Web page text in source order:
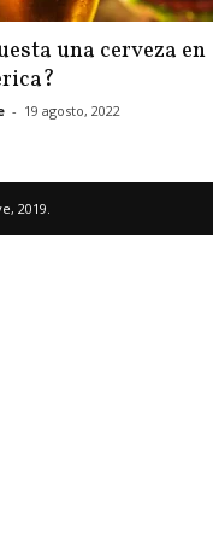
una cerveza en
- 19 agosto, 2022
2019.